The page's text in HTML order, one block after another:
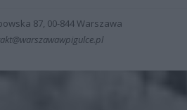
87, 00-844 Warszawa